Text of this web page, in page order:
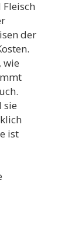
der
wie
sie
ist